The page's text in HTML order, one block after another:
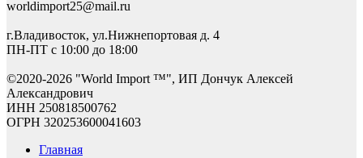
worldimport25@mail.ru
г.Владивосток, ул.Нижнепортовая д. 4
ПН-ПТ с 10:00 до 18:00
©2020-2026 "World Import ™", ИП Дончук Алексей
Александрович
ИНН 250818500762
ОГРН 320253600041603
Главная